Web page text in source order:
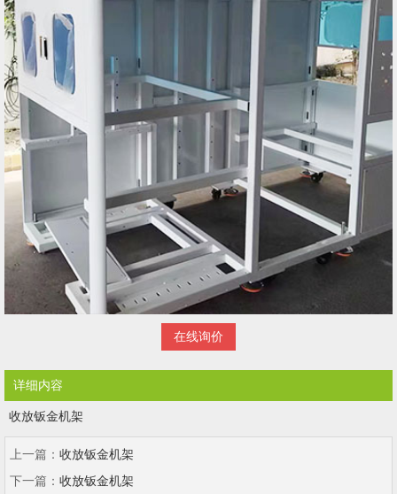
在线询价
详细内容
收放钣金机架
上一篇： 收放钣金机架
下一篇： 收放钣金机架